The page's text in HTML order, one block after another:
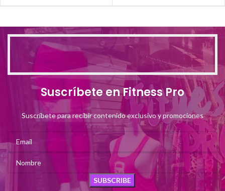
Suscríbete en Fitness Pro
Suscríbete para recibir contenido exclusivo y promociones